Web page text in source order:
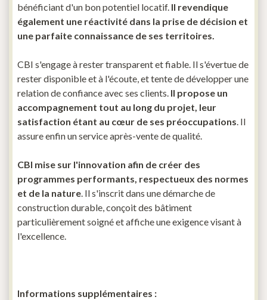
bénéficiant d'un bon potentiel locatif. Il revendique
également une réactivité dans la prise de décision et
une parfaite connaissance de ses territoires.
CBI s'engage à rester transparent et fiable. Il s'évertue de
rester disponible et à l'écoute, et tente de développer une
relation de confiance avec ses clients. Il propose un
accompagnement tout au long du projet, leur
satisfaction étant au cœur de ses préoccupations. Il
assure enfin un service après-vente de qualité.
CBI mise sur l'innovation afin de créer des
programmes performants, respectueux des normes
et de la nature. Il s'inscrit dans une démarche de
construction durable, conçoit des bâtiment
particulièrement soigné et affiche une exigence visant à
l'excellence.
Informations supplémentaires :